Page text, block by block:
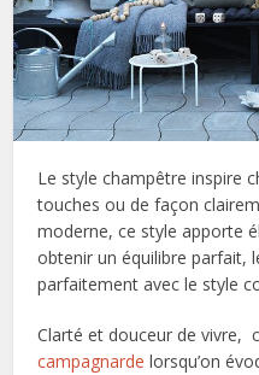
Le style champêtre inspire
touches ou de façon
moderne, ce style apporte
obtenir un équilibre parfait,
parfaitement avec le style
Clarté et douceur de vivre,
campagnarde lorsqu’on